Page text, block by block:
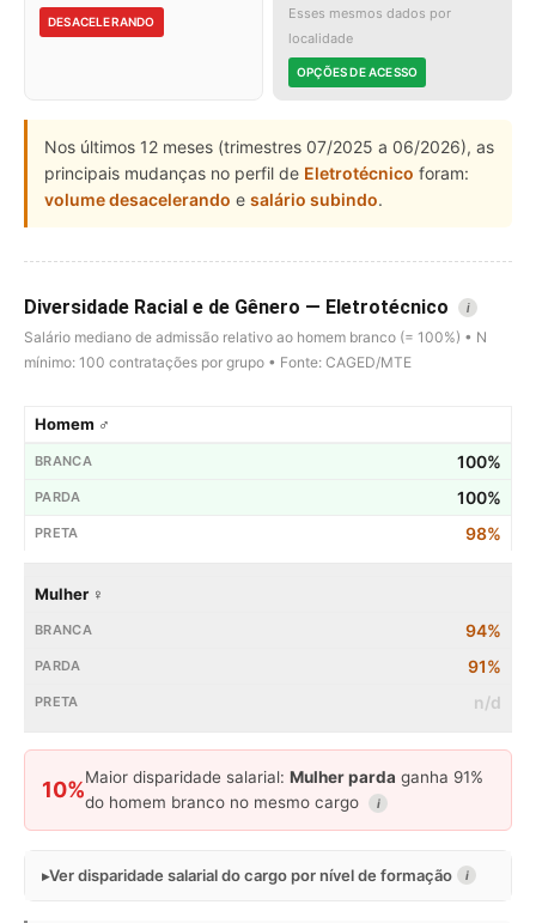
DESACELERANDO
Esses mesmos dados por
localidade
OPÇÕES DE ACESSO
Nos últimos 12 meses (trimestres 07/2025 a 06/2026), as
principais mudanças no perfil de Eletrotécnico foram:
volume desacelerando e salário subindo.
Diversidade Racial e de Gênero — Eletrotécnico i
Salário mediano de admissão relativo ao homem branco (= 100%) • N
mínimo: 100 contratações por grupo • Fonte: CAGED/MTE
Homem ♂
100%
100%
98%
Mulher ♀
94%
91%
n/d
10%
Maior disparidade salarial: Mulher parda ganha 91%
do homem branco no mesmo cargo
i
Ver disparidade salarial do cargo por nível de formação i